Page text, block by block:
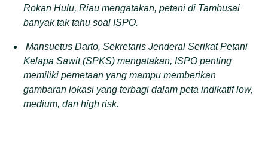
Rokan Hulu, Riau mengatakan, petani di Tambusai
banyak tak tahu soal ISPO.
Mansuetus Darto, Sekretaris Jenderal Serikat Petani
Kelapa Sawit (SPKS) mengatakan, ISPO penting
memiliki pemetaan yang mampu memberikan
gambaran lokasi yang terbagi dalam peta indikatif low,
medium, dan high risk.